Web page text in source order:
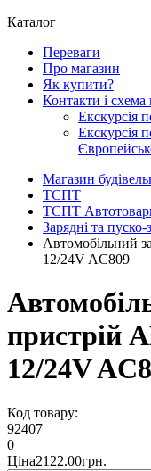
Каталог
Переваги
Про магазин
Як купити?
Контакти і схема
Екскурсія
Екскурсія
Магазин
ТСПТ
ТСПТ
Зарядні та пуско-
Автомобільний
12/24V AC809
пристрій
12/24V
Код товару:
92407
0
Ціна2122.00грн.